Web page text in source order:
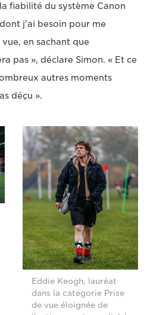
fiabilité du système Canon
j'ai besoin pour me
en sachant que
pas », déclare Simon. « Et ce
autres moments
déçu ».
Eddie Keogh, lauréat
dans la catégorie Prise
de vue éloignée de